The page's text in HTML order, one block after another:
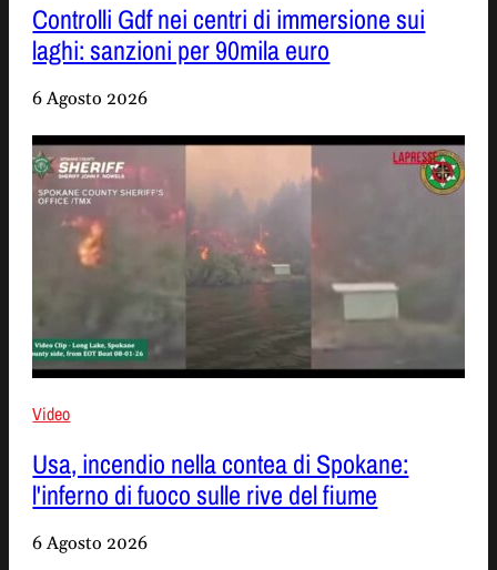
Controlli Gdf nei centri di immersione sui
laghi: sanzioni per 90mila euro
6 Agosto 2026
Video
Usa, incendio nella contea di Spokane:
l'inferno di fuoco sulle rive del fiume
6 Agosto 2026